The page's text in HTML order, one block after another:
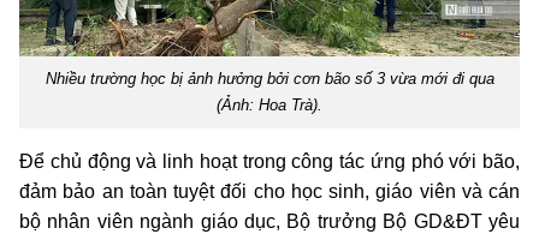
Nhiều trường học bị ảnh hưởng bởi cơn bão số 3 vừa mới đi qua
(Ảnh: Hoa Trà).
Để chủ động và linh hoạt trong công tác ứng phó với bão,
đảm bảo an toàn tuyệt đối cho học sinh, giáo viên và cán
bộ nhân viên ngành giáo dục, Bộ trưởng Bộ GD&ĐT yêu